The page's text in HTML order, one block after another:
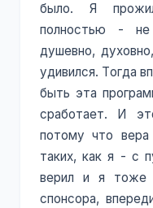
было. Я
полностью - не
душевно,
удивился. Тогда
быть эта
сработает. И
потому что
таких, как я - с
верил и я тоже
спонсора,